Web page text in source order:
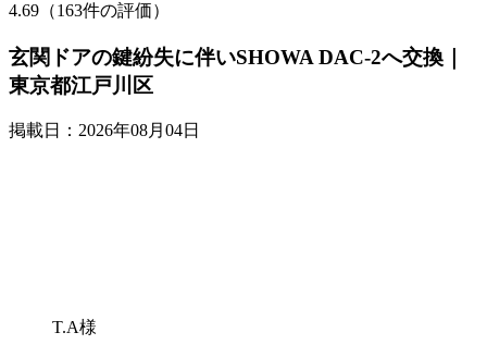
4.69（163件の評価）
玄関ドアの鍵紛失に伴いSHOWA DAC-2へ交換｜
東京都江戸川区
掲載日：2026年08月04日
T.A様